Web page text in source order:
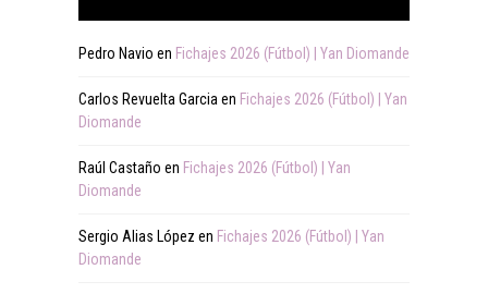
Pedro Navio en Fichajes 2026 (Fútbol) | Yan Diomande
Carlos Revuelta Garcia en Fichajes 2026 (Fútbol) | Yan
Diomande
Raúl Castaño en Fichajes 2026 (Fútbol) | Yan
Diomande
Sergio Alias López en Fichajes 2026 (Fútbol) | Yan
Diomande